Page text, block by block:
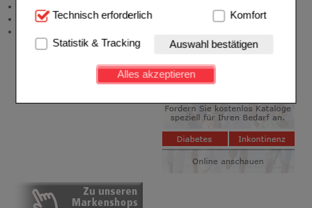
Technisch Notwendig:Hierbei handelt es sich um
Website notwendig sind (z.B. Navigation, Warenkorb,
Kundenkonto), weshalb auf diese nicht verzichtet
werden kann.
Einkaufserlebnis noch ansprechender zu gestalten,
beispielsweise für die Wiedererkennung des
Verhaltensweisen (z.B. Spracheinstellung)
anzupassen. Komfort-Cookies ermöglichen es uns
auch auf Ihre Bedürfnisse zugeschrittene Inhalte
betreiben.
Technisch erforderlich Komfort
Statistik & Tracking Auswahl bestätigen
Alles akzeptieren
Neukundenprämie